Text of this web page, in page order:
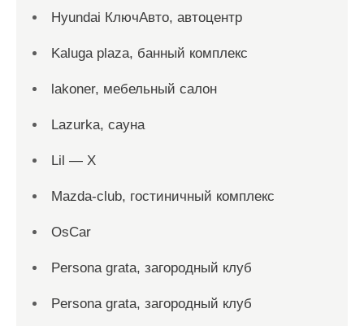
Hyundai КлючАвто, автоцентр
Kaluga plaza, банный комплекс
lakoner, мебельный салон
Lazurka, сауна
Lil — X
Mazda-club, гостиничный комплекс
OsCar
Persona grata, загородный клуб
Persona grata, загородный клуб